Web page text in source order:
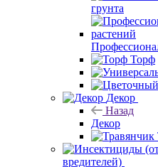
грунта
Торф
Декор
Назад
Декор
вредителей)